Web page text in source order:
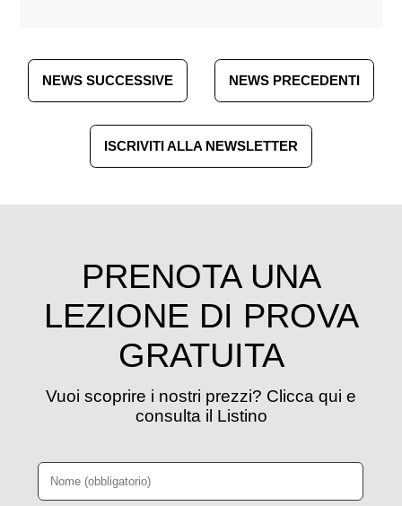
NEWS SUCCESSIVE NEWS PRECEDENTI
ISCRIVITI ALLA NEWSLETTER
PRENOTA UNA
LEZIONE DI PROVA
GRATUITA
Vuoi scoprire i nostri prezzi? Clicca qui e
consulta il Listino